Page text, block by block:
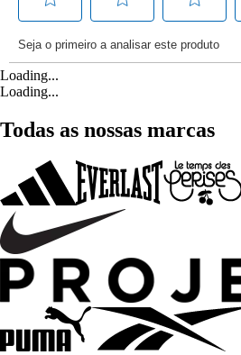
Loading...
Loading...
Todas as nossas marcas